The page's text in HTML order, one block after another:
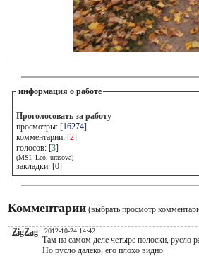
информация о работе
Проголосовать за работу
просмотры: [16274]
комментарии: [2]
голосов: [3]
(MSI, Leo, urasova)
закладки: [0]
Комментарии (выбрать просмотр
ZigZag 2012-10-24 14:42
Там на самом деле четыре полоски, русло
Но русло далеко, его плохо видно.